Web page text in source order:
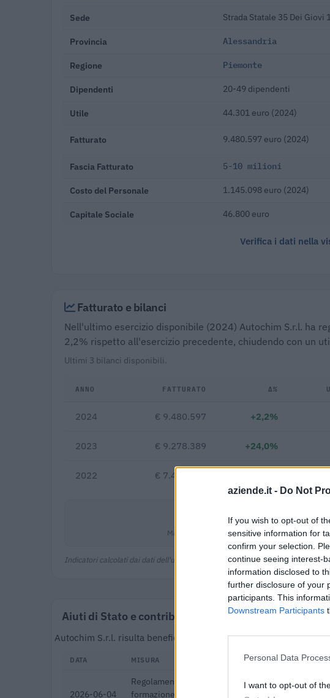
aziende.it - Do Not
If you wish to opt-out of
sensitive information for
confirm your selection.
continue seeing interest-
information disclosed to
further disclosure of your
participants. This
Downstream Participants
Personal Data
I want to opt-out of
Sede Strada Statale 35 Dei Giovi
Provincia Alessandria
Regione Piemonte
Dipendenti 20-49 dipendenti
Utile 44.301 euro (2024)
Fatturato 9.480.597 euro (2024)
Fascia Fatturato 5-10 milioni
Costo del Personale 1.145.098 euro (2024)
Capitale Sociale 46.800 euro
Verifica i dati nella
Fatturato e bilanci
Nell'ultimo esercizio disponibile (2024) Autochim S.r.l. ha
2,2% rispetto all'esercizio precedente, chiudendo con un
Ultimi 3 bilanci disponibili.
ANNO FATTURATO Δ%
2024 € 9.480.597 +2,2%
2023 € 9.278.389 +24,0%
2022 € 7.485.322
Margine netto
Indicatori calcolati dai dati dell'ultimo bilancio disponibile.
Aiuti di Stato e contributi pubblici
Autochim S.r.l. risulta beneficiaria di 110 aiuti o contributi
DATA MISURA
2026-06-04
Regolamento per i fondi interprofessionali per la
formazione continua per la concessioni di aiuti di